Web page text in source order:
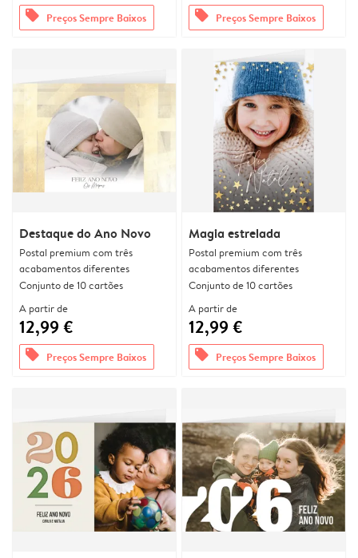
offers Preços Sempre Baixos offers Preços Sempre Baixos
Destaque do Ano Novo
Postal premium com três
acabamentos diferentes
Conjunto de 10 cartões
A partir de
12,99 €
offers Preços Sempre Baixos
Magia estrelada
Postal premium com três
acabamentos diferentes
Conjunto de 10 cartões
A partir de
12,99 €
offers Preços Sempre Baixos